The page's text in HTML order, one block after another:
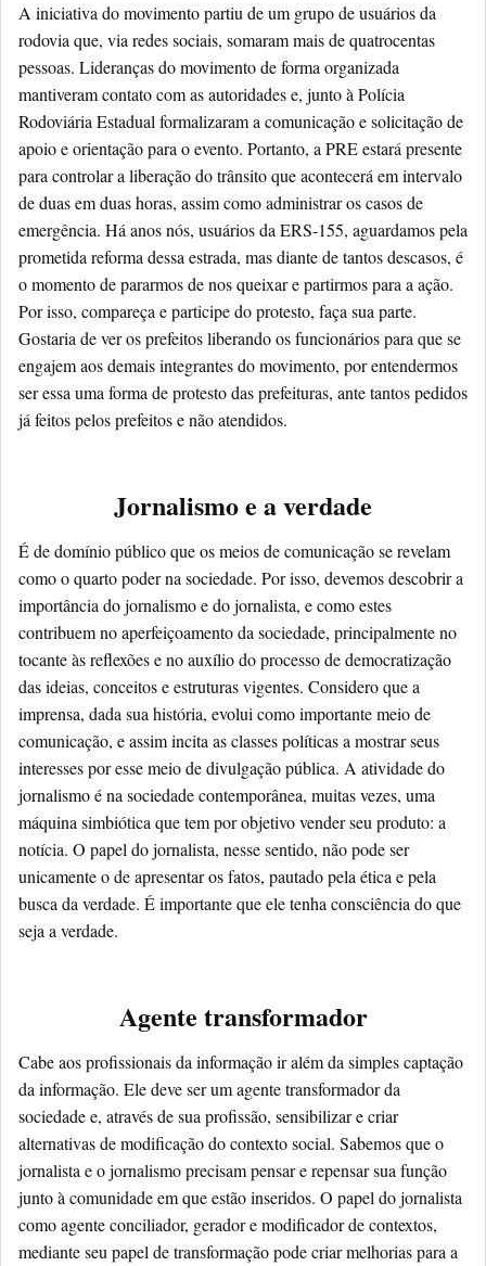
A iniciativa do movimento partiu de um grupo de usuários da
rodovia que, via redes sociais, somaram mais de quatrocentas
pessoas. Lideranças do movimento de forma organizada
mantiveram contato com as autoridades e, junto à Polícia
Rodoviária Estadual formalizaram a comunicação e solicitação de
apoio e orientação para o evento. Portanto, a PRE estará presente
para controlar a liberação do trânsito que acontecerá em intervalo
de duas em duas horas, assim como administrar os casos de
emergência. Há anos nós, usuários da ERS-155, aguardamos pela
prometida reforma dessa estrada, mas diante de tantos descasos, é
o momento de pararmos de nos queixar e partirmos para a ação.
Por isso, compareça e participe do protesto, faça sua parte.
Gostaria de ver os prefeitos liberando os funcionários para que se
engajem aos demais integrantes do movimento, por entendermos
ser essa uma forma de protesto das prefeituras, ante tantos pedidos
já feitos pelos prefeitos e não atendidos.
Jornalismo e a verdade
É de domínio público que os meios de comunicação se revelam
como o quarto poder na sociedade. Por isso, devemos descobrir a
importância do jornalismo e do jornalista, e como estes
contribuem no aperfeiçoamento da sociedade, principalmente no
tocante às reflexões e no auxílio do processo de democratização
das ideias, conceitos e estruturas vigentes. Considero que a
imprensa, dada sua história, evolui como importante meio de
comunicação, e assim incita as classes políticas a mostrar seus
interesses por esse meio de divulgação pública. A atividade do
jornalismo é na sociedade contemporânea, muitas vezes, uma
máquina simbiótica que tem por objetivo vender seu produto: a
notícia. O papel do jornalista, nesse sentido, não pode ser
unicamente o de apresentar os fatos, pautado pela ética e pela
busca da verdade. É importante que ele tenha consciência do que
seja a verdade.
Agente transformador
Cabe aos profissionais da informação ir além da simples captação
da informação. Ele deve ser um agente transformador da
sociedade e, através de sua profissão, sensibilizar e criar
alternativas de modificação do contexto social. Sabemos que o
jornalista e o jornalismo precisam pensar e repensar sua função
junto à comunidade em que estão inseridos. O papel do jornalista
como agente conciliador, gerador e modificador de contextos,
mediante seu papel de transformação pode criar melhorias para a